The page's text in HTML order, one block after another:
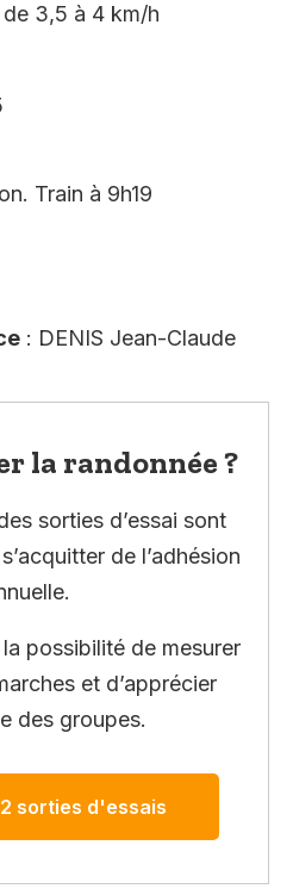
3,5 à 4 km/h
Train à 9h19
: DENIS Jean-Claude
la randonnée ?
sorties d’essai sont
de l’adhésion
possibilité de mesurer
et d’apprécier
des groupes.
sorties d'essais